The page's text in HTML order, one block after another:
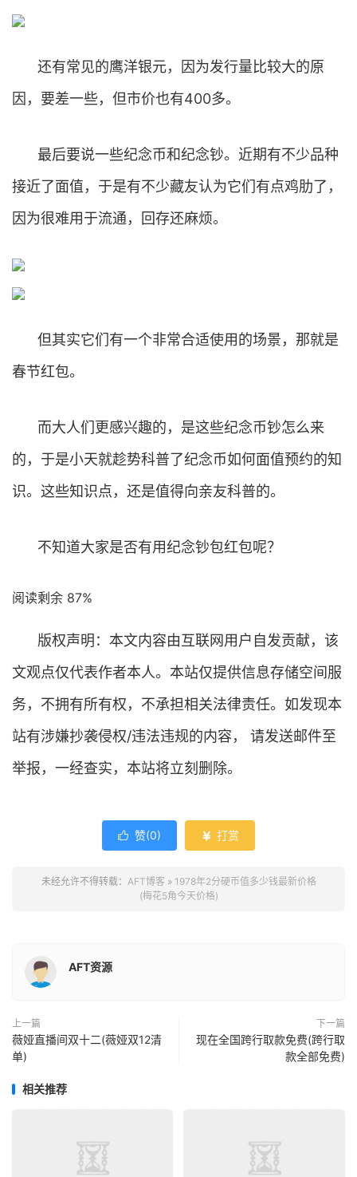
还有常见的鹰洋银元，因为发行量比较大的原
因，要差一些，但市价也有400多。
最后要说一些纪念币和纪念钞。近期有不少品种
接近了面值，于是有不少藏友认为它们有点鸡肋了，
因为很难用于流通，回存还麻烦。
但其实它们有一个非常合适使用的场景，那就是
春节红包。
而大人们更感兴趣的，是这些纪念币钞怎么来
的，于是小天就趁势科普了纪念币如何面值预约的知
识。这些知识点，还是值得向亲友科普的。
不知道大家是否有用纪念钞包红包呢？
阅读剩余 87%
版权声明：本文内容由互联网用户自发贡献，该
文观点仅代表作者本人。本站仅提供信息存储空间服
务，不拥有所有权，不承担相关法律责任。如发现本
站有涉嫌抄袭侵权/违法违规的内容， 请发送邮件至
举报，一经查实，本站将立刻删除。
 赞(0)  打赏
未经允许不得转载： AFT博客 » 1978年2分硬币值多少钱最新价格
(梅花5角今天价格)
AFT资源
上一篇
薇娅直播间双十二(薇娅双12清
单)
下一篇
现在全国跨行取款免费(跨行取
款全部免费)
相关推荐